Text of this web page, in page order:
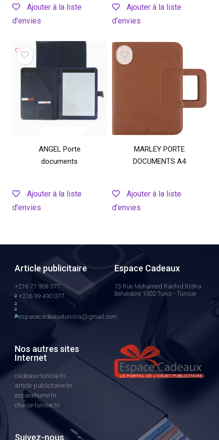
Ajouter à la liste
d’envies
Ajouter à la liste
d’envies
ANGEL Porte
documents
Ajouter à la liste
d’envies
MARLEY PORTE
DOCUMENTS A4
Ajouter à la liste
d’envies
Article publicitaire
+216 71 908 577
+216 99 490 077
espacecadeauxtunisia@gmail.com
Espace Cadeaux
13 Rue Mohamed Rachid Ridha
Belvédére 1002 Tunis - Tunisie
Nos autres sites
Internet
cadeaux-tunisie.tn
article-publicitaire.tn
espacehome.tn
chaise-tunisie.tn
Suivez-nous